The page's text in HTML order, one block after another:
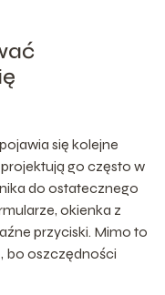
się kolejne
go często w
do ostatecznego
okienka z
przyciski. Mimo to
bo oszczędności